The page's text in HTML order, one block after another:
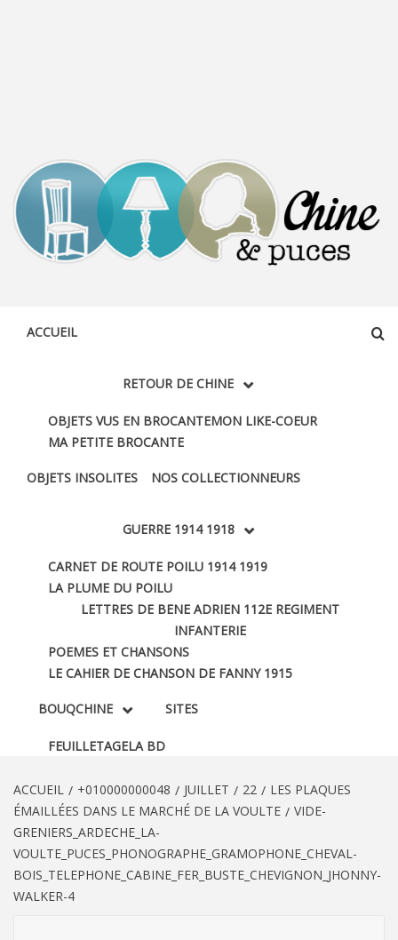
ACCUEIL
RETOUR DE CHINE
OBJETS VUS EN BROCANTEMON LIKE-COEUR
MA PETITE BROCANTE
OBJETS INSOLITES NOS COLLECTIONNEURS
GUERRE 1914 1918
CARNET DE ROUTE POILU 1914 1919
LA PLUME DU POILU
LETTRES DE BENE ADRIEN 112E REGIMENT
INFANTERIE
POEMES ET CHANSONS
LE CAHIER DE CHANSON DE FANNY 1915
BOUQCHINE
FEUILLETAGELA BD
SITES
ACCUEIL +010000000048 JUILLET 22
LES PLAQUES
ÉMAILLÉES DANS LE MARCHÉ DE LA VOULTE
VIDE-
GRENIERS_ARDECHE_LA-
VOULTE_PUCES_PHONOGRAPHE_GRAMOPHONE_CHEVAL-
BOIS_TELEPHONE_CABINE_FER_BUSTE_CHEVIGNON_JHONNY-
WALKER-4